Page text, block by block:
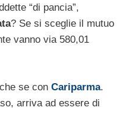
“di pancia”,
? Se si sceglie il mutuo
vanno via 580,01
se con Cariparma.
arriva ad essere di